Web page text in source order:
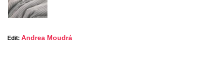
Edit: Andrea Moudrá